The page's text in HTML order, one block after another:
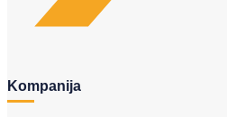
Kompanija